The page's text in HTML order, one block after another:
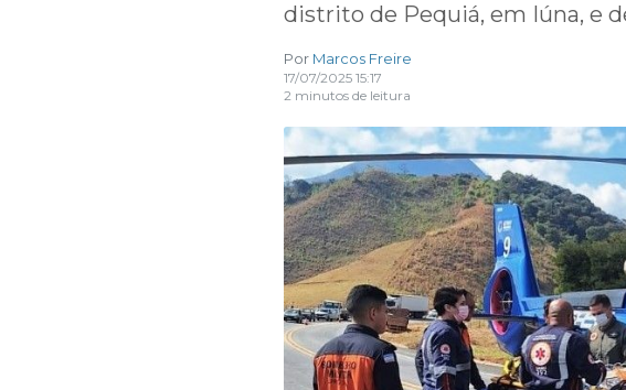
distrito de Pequiá, em Iúna, e
Por Marcos Freire
17/07/2025 15:17
2 minutos de leitura